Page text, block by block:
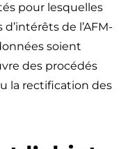
pour lesquelles
de l’AFM-
soient
des procédés
la rectification des